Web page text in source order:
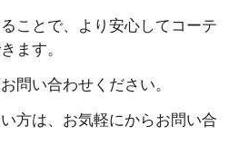
ことで、より安心してコーテ
ます。
問い合わせください。
方は、お気軽にからお問い合